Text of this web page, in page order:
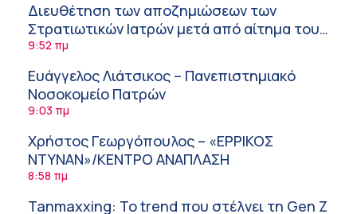
Διευθέτηση των αποζημιώσεων των
Στρατιωτικών Ιατρών μετά από αίτημα του
ΙΣΑ
9:52 πμ
Ευάγγελος Λιάτσικος – Πανεπιστημιακό
Νοσοκομείο Πατρών
9:03 πμ
Χρήστος Γεωργόπουλος – «ΕΡΡΙΚΟΣ
ΝΤΥΝΑΝ»/ΚΕΝΤΡΟ ΑΝΑΠΛΑΣΗ
8:58 πμ
Tanmaxxing: To trend που στέλνει τη Gen Z